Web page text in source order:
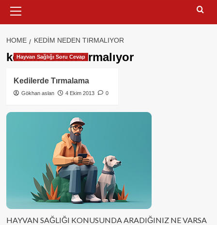
Menu
HOME KEDIM NEDEN TIRMALIYOR
kedim neden tırmalıyor
Hayvan Sağlığı Soru Cevap
Kedilerde Tırmalama
Gökhan aslan 4 Ekim 2013 0
HAYVAN SAĞLIĞI KONUSUNDA ARADIĞINIZ NE VARSA